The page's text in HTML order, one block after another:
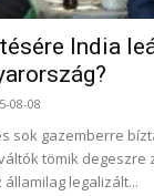
India
08-08
sok gazemberre
tömik degeszre
legalizált...